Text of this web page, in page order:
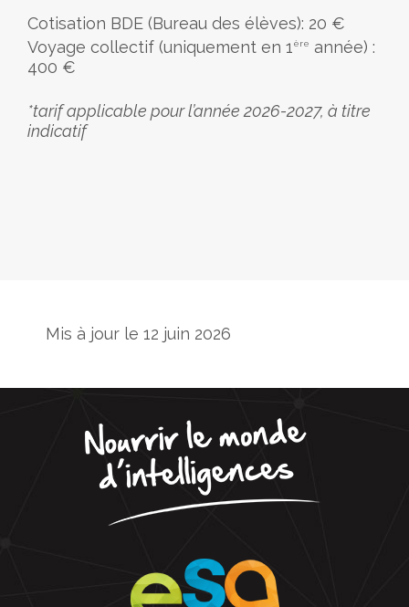
Cotisation BDE (Bureau des élèves): 20 €
Voyage collectif (uniquement en 1ère
année) :
400 €
*tarif applicable pour l’année 2026-2027, à titre
indicatif
Mis à jour le 12 juin 2026